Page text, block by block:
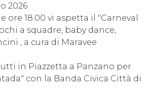
2026
ore 18.00 vi aspetta il "Carneval
a squadre, baby dance,
, a cura di Maravee
in Piazzetta a Panzano per
con la Banda Civica Città di